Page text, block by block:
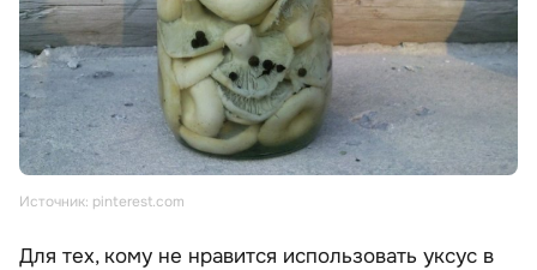
Источник: pinterest.com
Для тех, кому не нравится использовать уксус в